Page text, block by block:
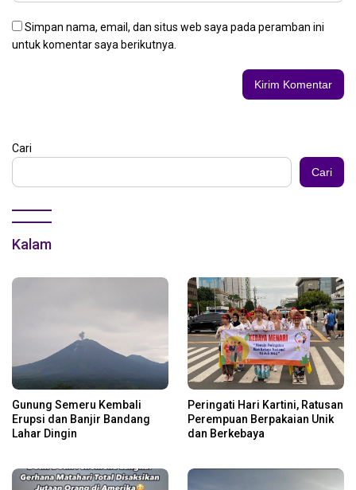
Simpan nama, email, dan situs web saya pada peramban ini
untuk komentar saya berikutnya.
Cari
Cari
Kalam
Gunung Semeru Kembali
Erupsi dan Banjir Bandang
Lahar Dingin
Peringati Hari Kartini, Ratusan
Perempuan Berpakaian Unik
dan Berkebaya